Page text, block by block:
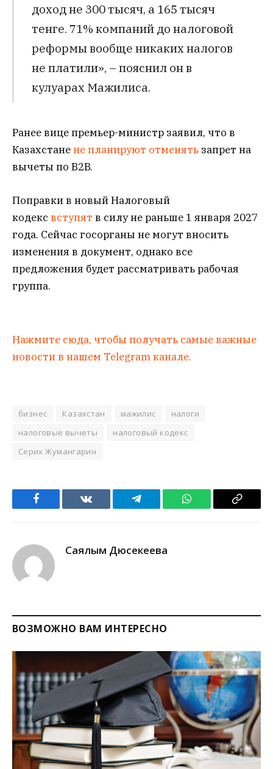
доход не 300 тысяч, а 165 тысяч
тенге. 71% компаний до налоговой
реформы вообще никаких налогов
не платили», – пояснил он в
кулуарах Мажилиса.
Ранее вице премьер-министр заявил, что в
Казахстанене планируют отменять запрет на
вычеты по B2B.
Поправки в новый Налоговый
кодекс вступят в силу не раньше 1 января 2027
года. Сейчас госорганы не могут вносить
изменения в документ, однако все
предложения будет рассматривать рабочая
группа.
Нажмите сюда, чтобы получать самые важные
новости в нашем Telegram канале.
бизнес Казахстан мажилис
налоги
налоговые вычеты
налоговый кодекс
Серик Жумангарин
Facebook VKontakteTelegram WhatsApp Copy
Саялым Дюсекеева
ВОЗМОЖНО ВАМ ИНТЕРЕСНО